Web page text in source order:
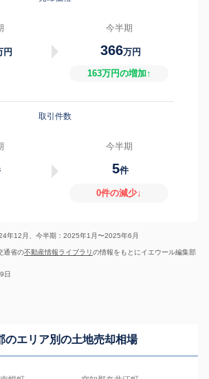
円
今半期
366万円
163万円の増加↑
取引件数
今半期
5件
0件の減少↓
年12月、今半期：2025年1月〜2025年6月
通省の不動産情報ライブラリの情報をもとにイエウール編集部
日
のエリア別の土地売却相場